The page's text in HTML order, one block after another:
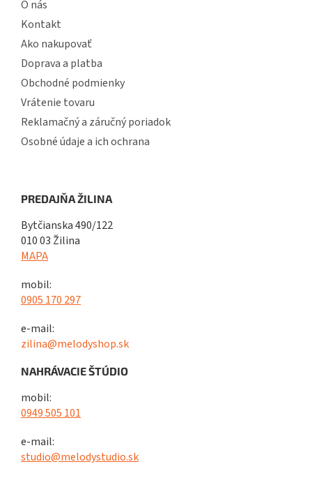
O nás
Kontakt
Ako nakupovať
Doprava a platba
Obchodné podmienky
Vrátenie tovaru
Reklamačný a záručný poriadok
Osobné údaje a ich ochrana
PREDAJŇA ŽILINA
Bytčianska 490/122
010 03 Žilina
MAPA
mobil:
0905 170 297
e-mail:
zilina@melodyshop.sk
NAHRÁVACIE ŠTÚDIO
mobil:
0949 505 101
e-mail:
studio@melodystudio.sk